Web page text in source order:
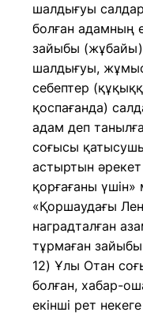
шалдығуы
болған адамның
зайыбы
шалдығуы,
себептер
қоспағанда)
адам деп
соғысы
астыртын
қорғағаны
«Қоршаудағы
наградталған
тұрмаған
12) Ұлы Отан
болған, хабар-
екінші рет